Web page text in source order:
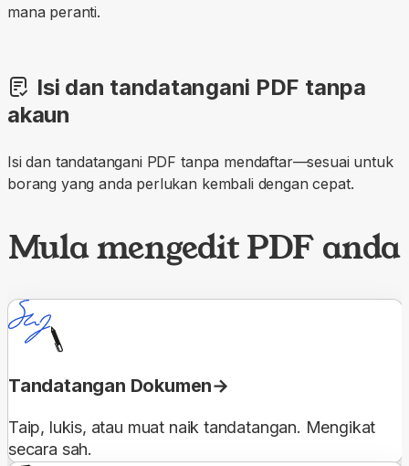
mana peranti.
Isi dan tandatangani PDF tanpa
akaun
Isi dan tandatangani PDF tanpa mendaftar—sesuai untuk
borang yang anda perlukan kembali dengan cepat.
Mula mengedit PDF anda
Tandatangan Dokumen
Taip, lukis, atau muat naik tandatangan. Mengikat
secara sah.